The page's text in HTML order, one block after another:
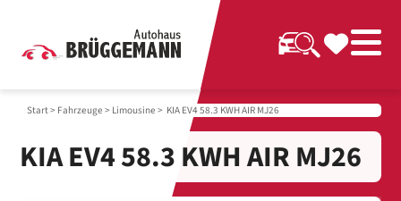
Start> Fahrzeuge > Limousine > KIA EV4 58.3 KWH AIR MJ26
KIA EV4 58.3 KWH AIR MJ26